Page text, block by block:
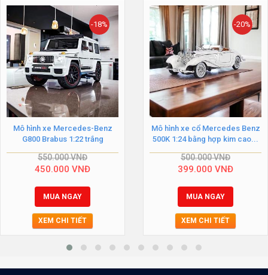
-18%
Mô hình xe Mercedes-Benz
G800 Brabus 1:22 trắng
550.000VNĐ
450.000 VNĐ
MUA NGAY
XEM CHI TIẾT
-20%
Mô hình xe cổ Mercedes Benz
500K 1:24 bằng hợp kim cao...
500.000VNĐ
399.000 VNĐ
MUA NGAY
XEM CHI TIẾT